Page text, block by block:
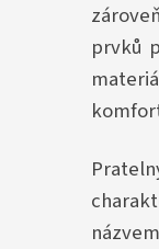
prvků